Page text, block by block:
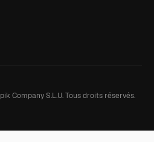
Company S.L.U.Tous droits réservés.